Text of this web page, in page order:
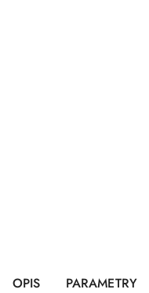
OPIS PARAMETRY